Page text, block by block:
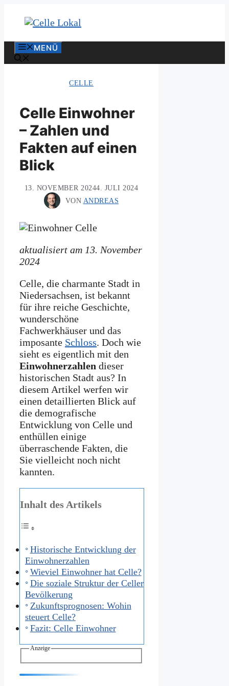
Inhalt
MENÜ
CELLE
Celle Einwohner
– Zahlen und
Fakten auf einen
Blick
13. NOVEMBER 20244. JULI 2024
VON ANDREAS
aktualisiert am 13. November
2024
Celle, die charmante Stadt in
Niedersachsen, ist bekannt
für ihre reiche Geschichte,
wunderschöne
Fachwerkhäuser und das
imposante Schloss. Doch wie
sieht es eigentlich mit den
Einwohnerzahlen dieser
historischen Stadt aus? In
diesem Artikel werfen wir
einen detaillierten Blick auf
die demografische
Entwicklung von Celle und
enthüllen einige
überraschende Fakten, die
Sie vielleicht noch nicht
kannten.
Inhalt des Artikels
Historische Entwicklung der
Einwohnerzahlen
Wieviel Einwohner hat Celle?
Die soziale Struktur der Celler
Bevölkerung
Zukunftsprognosen: Wohin
steuert Celle?
Fazit: Celle Einwohner
Anzeige